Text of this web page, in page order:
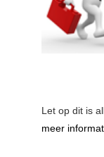
Let op dit is
meer